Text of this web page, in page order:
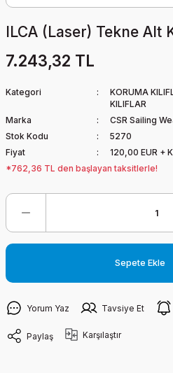
ILCA (Laser) Tekne Alt
7.243,32 TL
Kategori KORUMA
KILIFLAR
Marka
CSR Sailing
Stok Kodu
5270
Fiyat
120,00 EUR +
*762,36 TL den başlayan taksitlerle!
Sepete Ekle
Yorum Yaz Tavsiye Et
Paylaş Karşılaştır